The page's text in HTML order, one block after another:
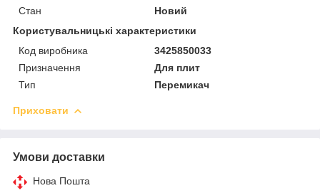
Стан
Новий
Користувальницькі характеристики
Код виробника
3425850033
Призначення
Для плит
Тип
Перемикач
Приховати
Умови доставки
Нова Пошта